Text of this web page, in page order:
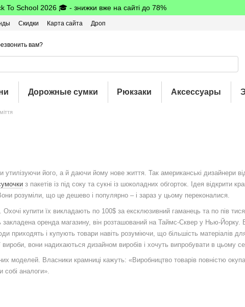
To School 2026 🎓 - знижки вже на сайті до 78%
Скидки Карта сайта
Дроп
вам?
Дорожные сумки Рюкзаки Аксессуары
утилізуючи його, а й даючи йому нове життя. Так американські дизайнери
з пакетів із під соку та сукні із шоколадних обгорток. Ідея відкрити
розуміли, що це дешево і популярно – і зараз у цьому переконалися.
Охочі купити їх викладають по 100$ за ексклюзивний гаманець та по пів
закладена оренда магазину, він розташований на Таймс-Сквер у Нью-
приходять і купують товари навіть розуміючи, що більшість матеріалів
вироби, вони надихаються дизайном виробів і хочуть випробувати в цьому
моделей. Власники крамниці кажуть: «Виробництво товарів повністю
собі аналоги».